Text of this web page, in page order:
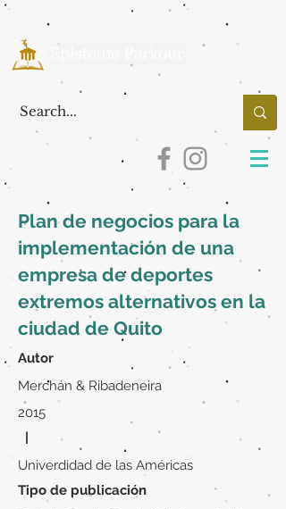
Plan de negocios para la
implementación de una
empresa de deportes
extremos alternativos en la
ciudad de Quito
Autor
Merchán & Ribadeneira
2015
|
Univerdidad de las Américas
Tipo de publicación